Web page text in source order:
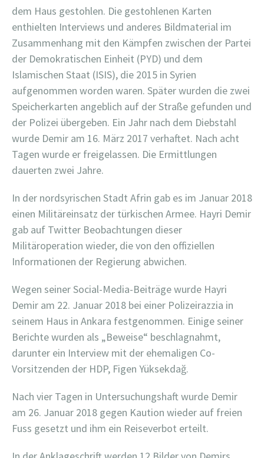
dem Haus gestohlen. Die gestohlenen Karten
enthielten Interviews und anderes Bildmaterial im
Zusammenhang mit den Kämpfen zwischen der Partei
der Demokratischen Einheit (PYD) und dem
Islamischen Staat (ISIS), die 2015 in Syrien
aufgenommen worden waren. Später wurden die zwei
Speicherkarten angeblich auf der Straße gefunden und
der Polizei übergeben. Ein Jahr nach dem Diebstahl
wurde Demir am 16. März 2017 verhaftet. Nach acht
Tagen wurde er freigelassen. Die Ermittlungen
dauerten zwei Jahre.
In der nordsyrischen Stadt Afrin gab es im Januar 2018
einen Militäreinsatz der türkischen Armee. Hayri Demir
gab auf Twitter Beobachtungen dieser
Militäroperation wieder, die von den offiziellen
Informationen der Regierung abwichen.
Wegen seiner Social-Media-Beiträge wurde Hayri
Demir am 22. Januar 2018 bei einer Polizeirazzia in
seinem Haus in Ankara festgenommen. Einige seiner
Berichte wurden als „Beweise“ beschlagnahmt,
darunter ein Interview mit der ehemaligen Co-
Vorsitzenden der HDP, Figen Yüksekdağ.
Nach vier Tagen in Untersuchungshaft wurde Demir
am 26. Januar 2018 gegen Kaution wieder auf freien
Fuss gesetzt und ihm ein Reiseverbot erteilt.